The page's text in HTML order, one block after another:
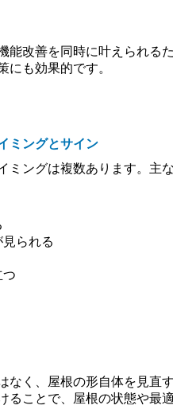
能改善を同時に叶えられ
にも効果的です。
ミングとサイン
ングは複数あります。主
られる
つ
なく、屋根の形自体を見
ことで、屋根の状態や最